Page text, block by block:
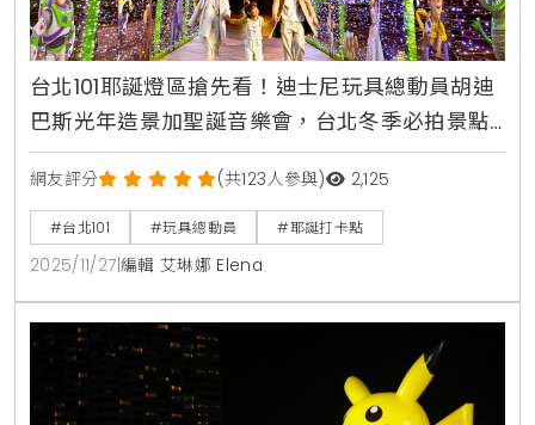
台北101耶誕燈區搶先看！迪士尼玩具總動員胡迪
巴斯光年造景加聖誕音樂會，台北冬季必拍景點
攻略
網友評分 (共123人參與) 2,125
#台北101 #玩具總動員 #耶誕打卡點
2025/11/27 編輯 艾琳娜 Elena